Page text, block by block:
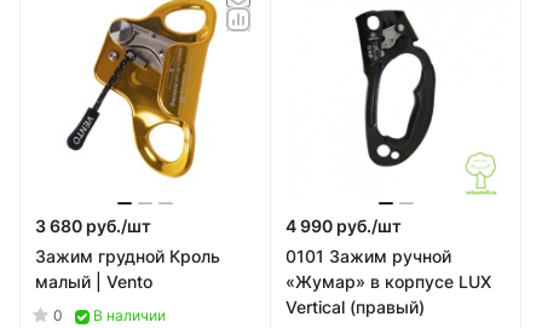
3 680 руб./шт
Зажим грудной Кроль
малый | Vento
0
В наличии
4 990 руб./шт
0101 Зажим ручной
«Жумар» в корпусе LUX
Vertical (правый)